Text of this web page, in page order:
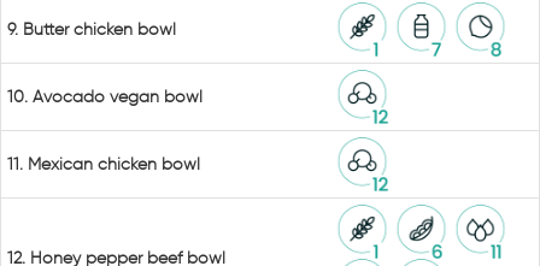
9. Butter chicken bowl
10. Avocado vegan bowl
11. Mexican chicken bowl
12. Honey pepper beef bowl